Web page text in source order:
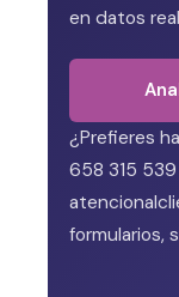
en datos
¿Prefieres
658 315
formularios,